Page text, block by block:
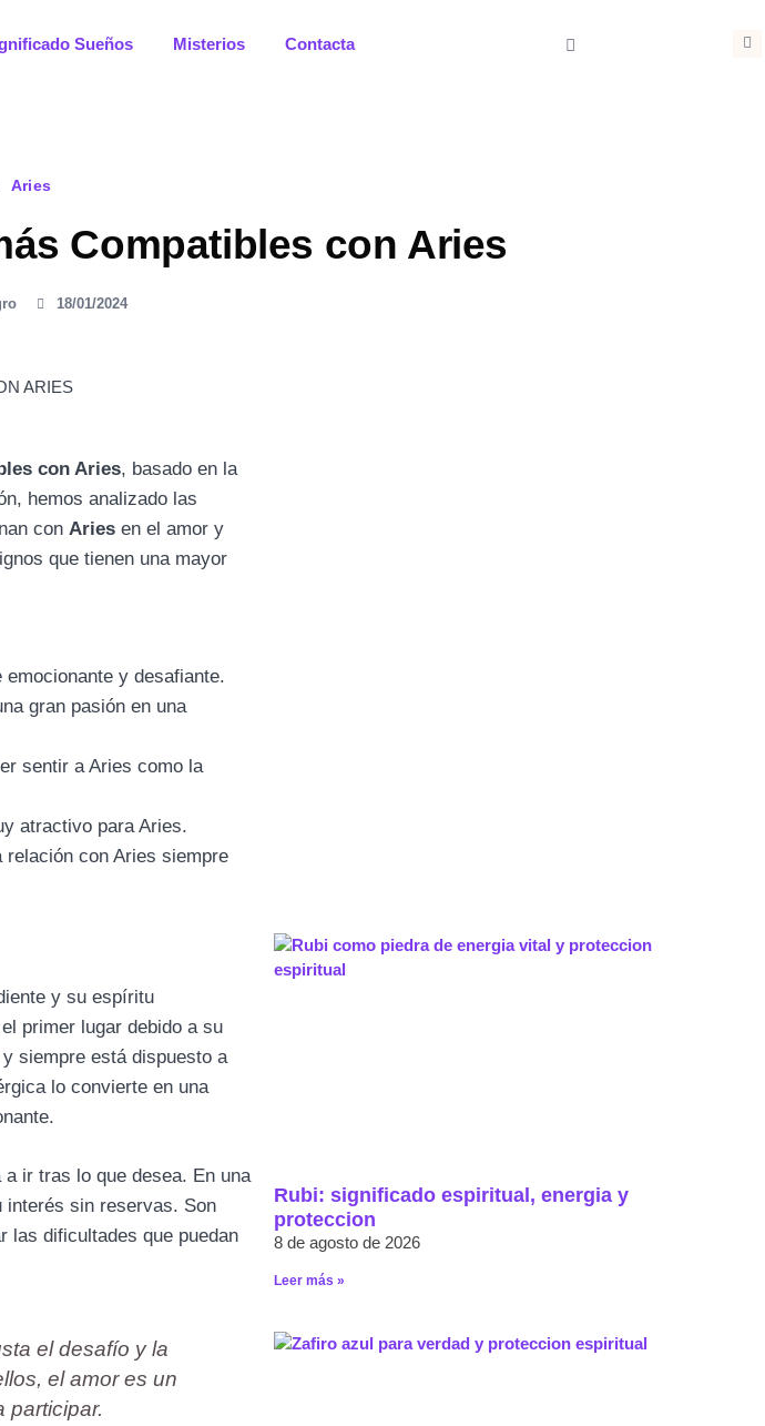
Sueños Misterios Contacta
I
n
Aries
Compatibles con Aries
18/01/2024
con Aries, basado en la
hemos analizado las
conAries en el amor y
que tienen una mayor
y desafiante.
gran pasión en una
sentir a Aries como la
atractivo para Aries.
relación con Aries siempre
y su espíritu
primer lugar debido a su
siempre está dispuesto a
lo convierte en una
ir tras lo que desea. En una
sin reservas. Son
las dificultades que puedan
el desafío y la
el amor es un
participar.
Rubi: significado espiritual, energia y
proteccion
8 de agosto de 2026
Leer más »